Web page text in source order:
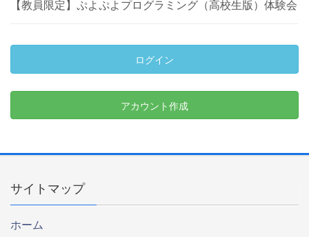
【教員限定】ぷよぷよプログラミング（高校生版）体験会
ログイン
アカウント作成
サイトマップ
ホーム